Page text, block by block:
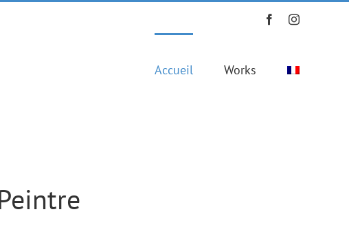
FacebookInstagram
Accueil Works